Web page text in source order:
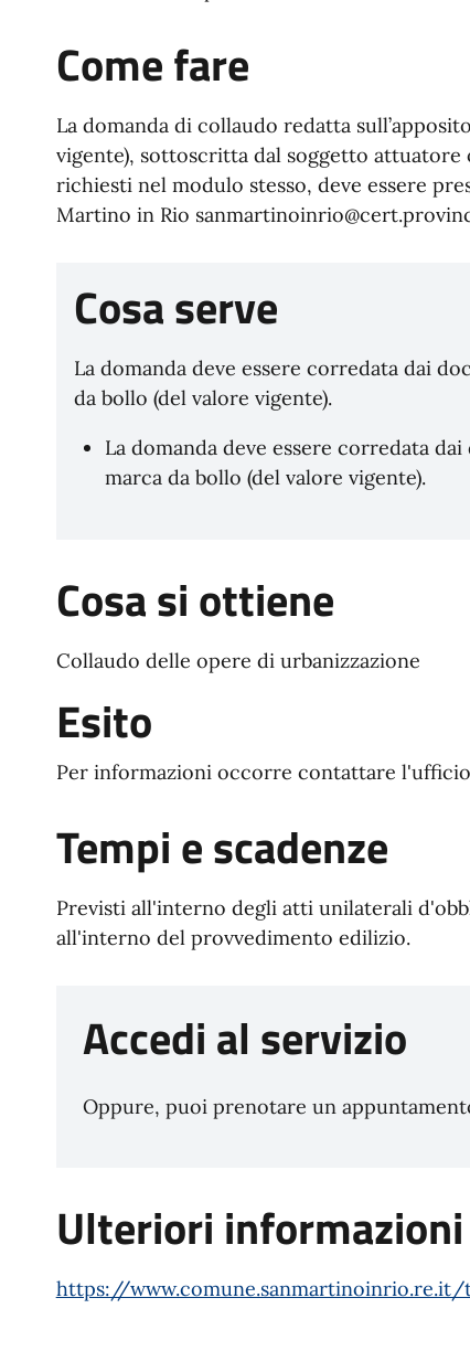
Come fare
La domanda di collaudo redatta
vigente), sottoscritta dal soggetto
richiesti nel modulo stesso, deve essere
Martino in Rio
Cosa serve
La domanda deve essere corredata dai
da bollo (del valore vigente).
La domanda deve essere corredata
marca da bollo (del valore vigente).
Cosa si ottiene
Collaudo delle opere di urbanizzazione
Esito
Per informazioni occorre contattare
Tempi e scadenze
Previsti all'interno degli atti unilaterali
all'interno del provvedimento edilizio.
Accedi al servizio
Oppure, puoi prenotare un
Ulteriori informazioni
https://